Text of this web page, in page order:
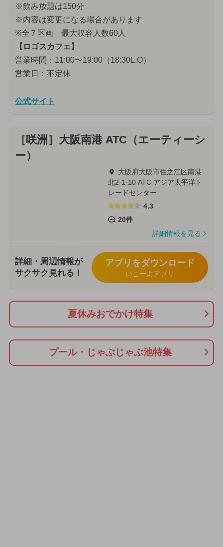
※飲み放題は150分
※内容は変更になる場合があります
※全７区画 最大収容人数60人
【ロゴスカフェ】
営業時間：11:00〜19:00（18:30L.O）
営業日：不定休
公式サイト
［咲洲］大阪南港 ATC（エーティーシ
ー）
大阪府大阪市住之江区南港
北2-1-10 ATC アジア太平洋ト
レードセンター
4.3
20件
詳細情報を見る
詳細・周辺情報が
サクサク見れる！
アプリをダウンロード
いこーよアプリ
夏休みおでかけ特集
プール・じゃぶじゃぶ池特集